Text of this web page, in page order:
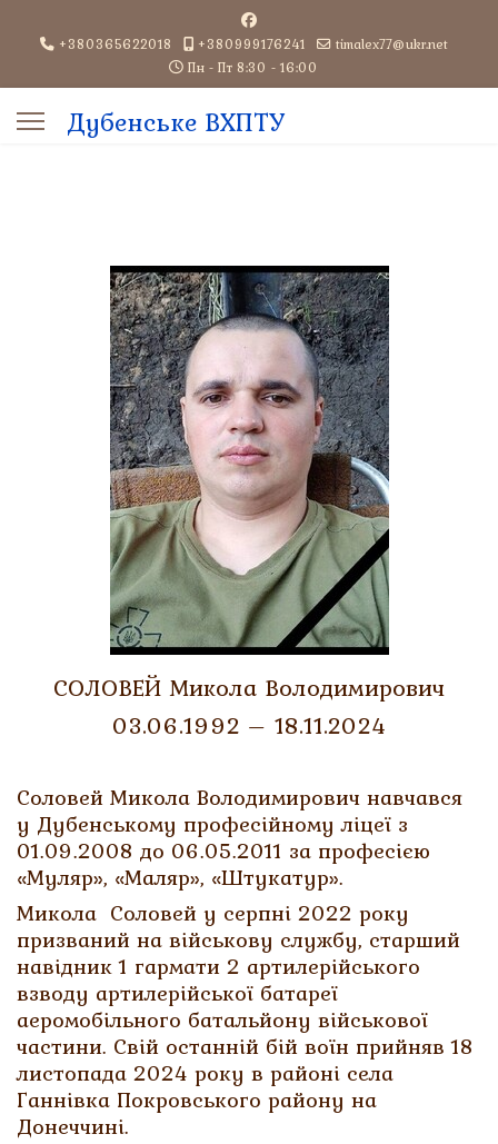
+380365622018 +380999176241
timalex77@ukr.net
Пн - Пт 8:30 - 16:00
Дубенське ВХПТУ
СОЛОВЕЙ Микола Володимирович
03.06.1992 – 18.11.2024
Соловей Микола Володимирович навчався
у Дубенському професійному ліцеї з
01.09.2008 до 06.05.2011 за професією
«Муляр», «Маляр», «Штукатур».
Микола Соловей у серпні 2022 року
призваний на військову службу, старший
навідник 1 гармати 2 артилерійського
взводу артилерійської батареї
аеромобільного батальйону військової
частини. Свій останній бій воїн прийняв 18
листопада 2024 року в районі села
Ганнівка Покровського району на
Донеччині.
for results.